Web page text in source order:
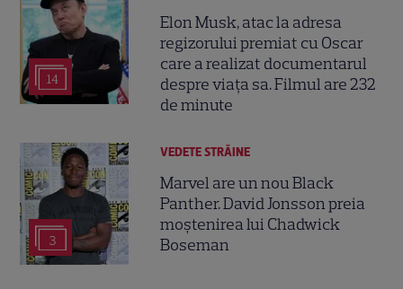
14
Elon Musk, atac la adresa
regizorului premiat cu Oscar
care a realizat documentarul
despre viața sa. Filmul are 232
de minute
3
VEDETE STRĂINE
Marvel are un nou Black
Panther. David Jonsson preia
moștenirea lui Chadwick
Boseman